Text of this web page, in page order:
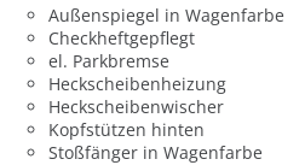
Außenspiegel in Wagenfarbe
Checkheftgepflegt
el. Parkbremse
Heckscheibenheizung
Heckscheibenwischer
Kopfstützen hinten
Stoßfänger in Wagenfarbe